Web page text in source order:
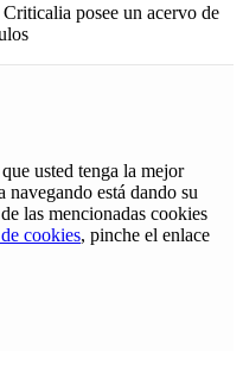
posee un acervo de
usted tenga la mejor
está dando su
las mencionadas cookies
cookies, pinche el enlace